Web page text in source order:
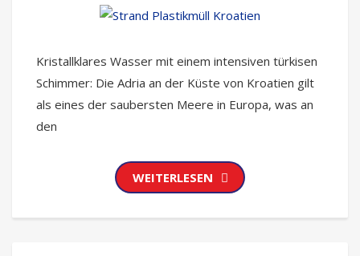
Kristallklares Wasser mit einem intensiven türkisen
Schimmer: Die Adria an der Küste von Kroatien gilt
als eines der saubersten Meere in Europa, was an
den
WEITERLESEN